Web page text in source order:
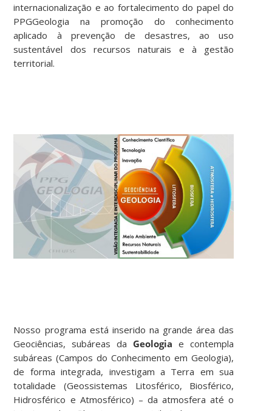
internacionalização e ao fortalecimento do papel do
PPGGeologia na promoção do conhecimento
aplicado à prevenção de desastres, ao uso
sustentável dos recursos naturais e à gestão
territorial.
Nosso programa está inserido na grande área das
Geociências, subáreas da Geologiae contempla
subáreas (Campos do Conhecimento em Geologia),
de forma integrada, investigam a Terra em sua
totalidade (Geossistemas Litosférico, Biosférico,
Hidrosférico e Atmosférico) – da atmosfera até o